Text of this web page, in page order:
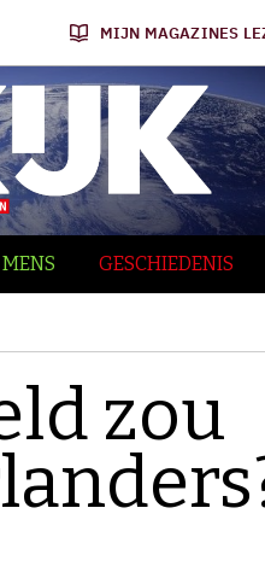
MIJN MAGAZINES
MENS GESCHIEDENIS
zou